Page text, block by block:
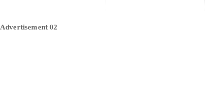
Advertisement 02